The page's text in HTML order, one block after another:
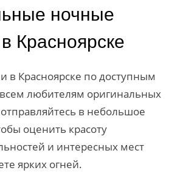
ночные
Красноярске
в Красноярске по доступным
любителям оригинальных
в небольшое
оценить красоту
и интересных мест
ярких огней.